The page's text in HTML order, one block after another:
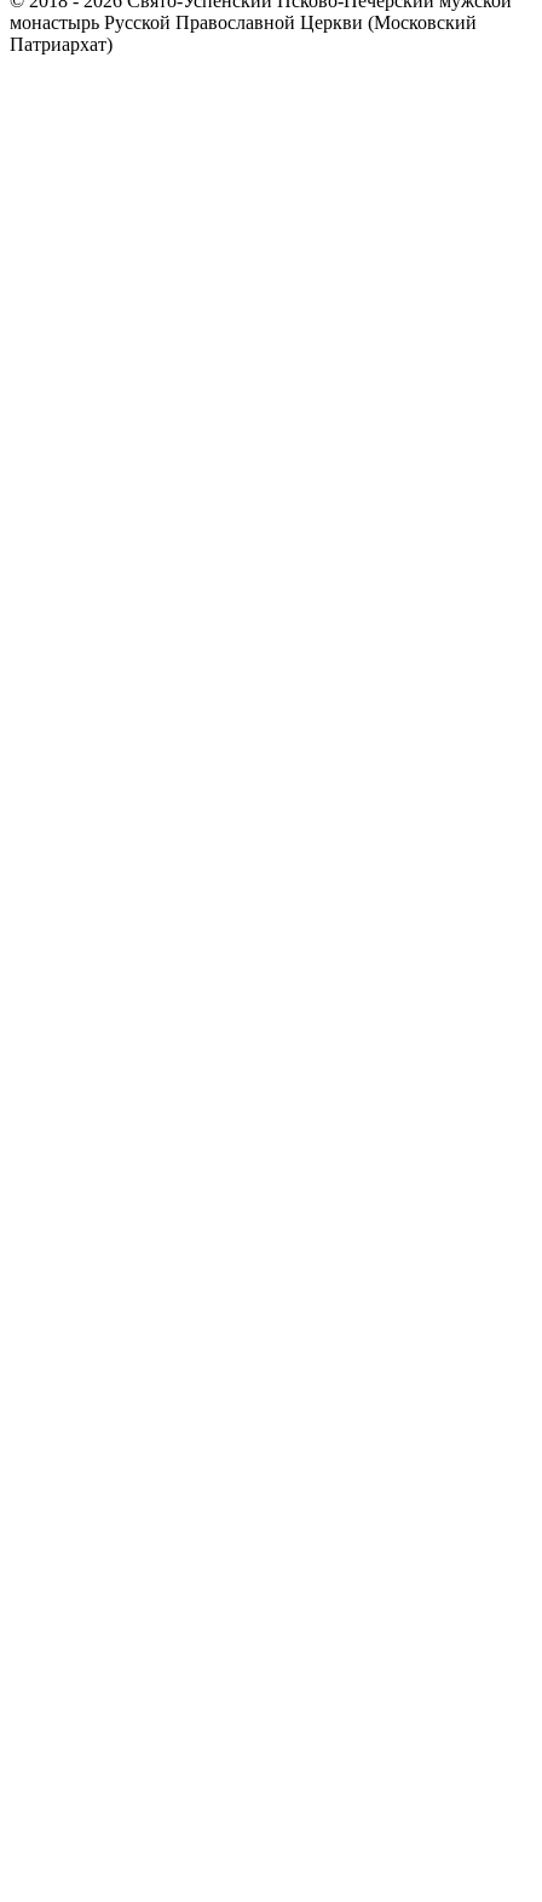
монастырь Русской Православной Церкви (Московский
Патриархат)